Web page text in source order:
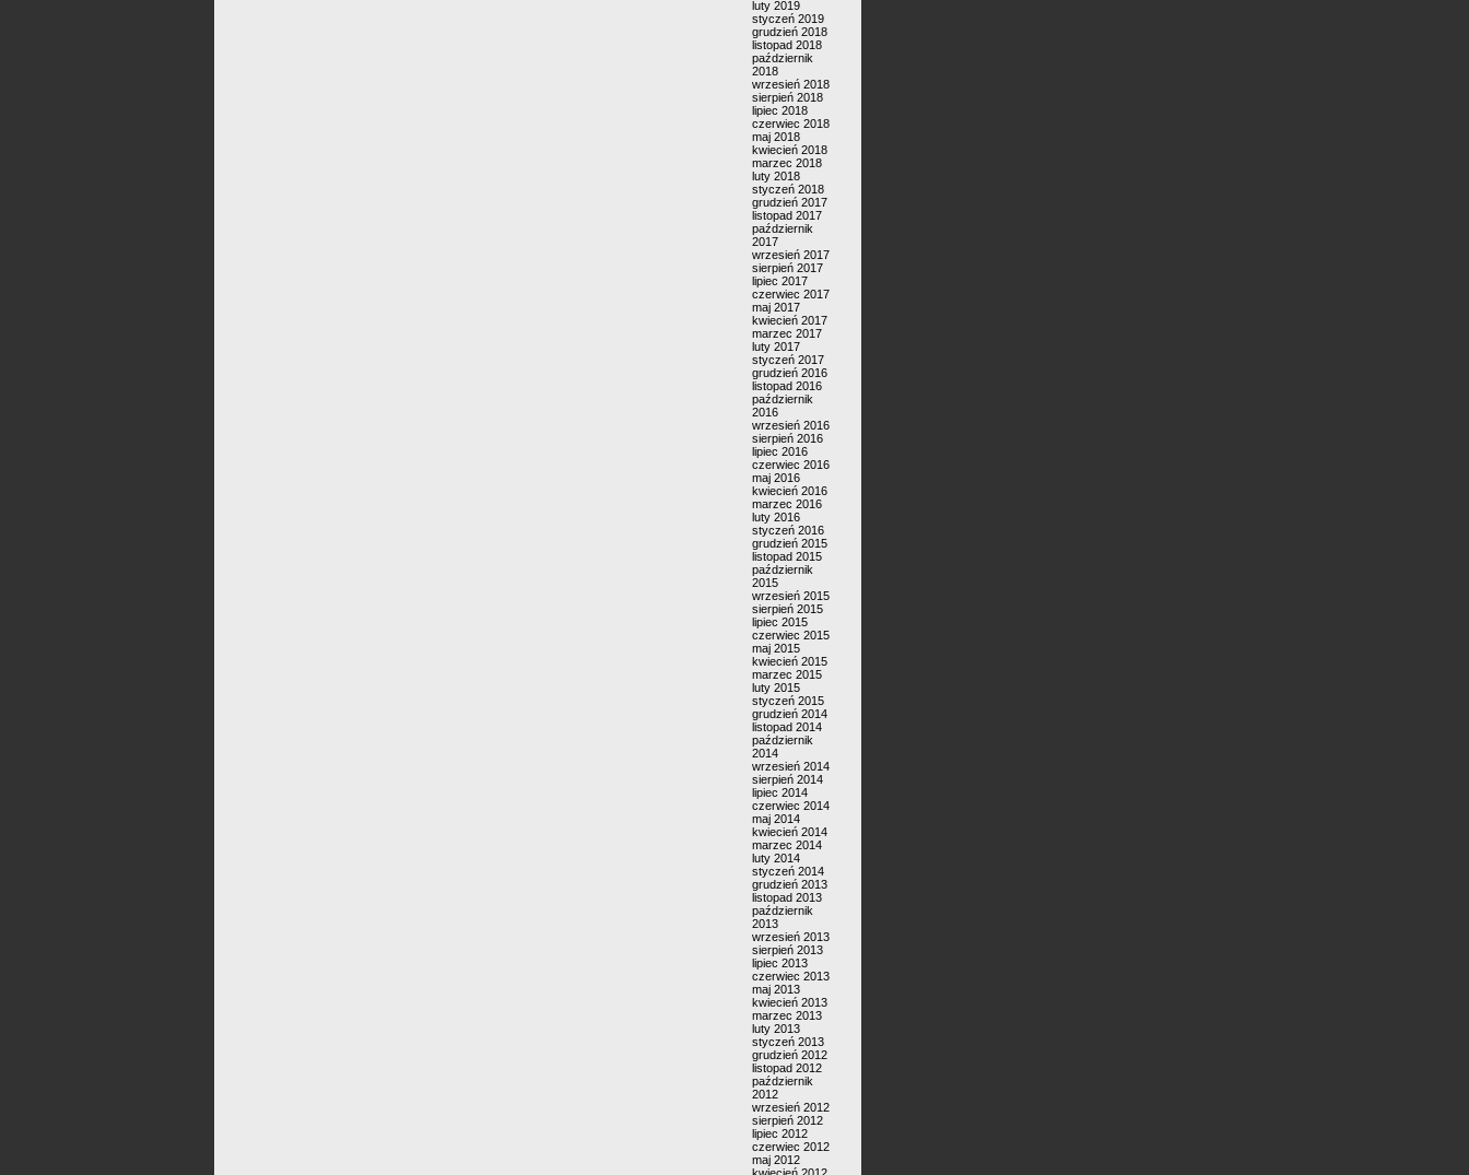
luty 2019
styczeń 2019
grudzień 2018
listopad 2018
październik
2018
wrzesień 2018
sierpień 2018
lipiec 2018
czerwiec 2018
maj 2018
kwiecień 2018
marzec 2018
luty 2018
styczeń 2018
grudzień 2017
listopad 2017
październik
2017
wrzesień 2017
sierpień 2017
lipiec 2017
czerwiec 2017
maj 2017
kwiecień 2017
marzec 2017
luty 2017
styczeń 2017
grudzień 2016
listopad 2016
październik
2016
wrzesień 2016
sierpień 2016
lipiec 2016
czerwiec 2016
maj 2016
kwiecień 2016
marzec 2016
luty 2016
styczeń 2016
grudzień 2015
listopad 2015
październik
2015
wrzesień 2015
sierpień 2015
lipiec 2015
czerwiec 2015
maj 2015
kwiecień 2015
marzec 2015
luty 2015
styczeń 2015
grudzień 2014
listopad 2014
październik
2014
wrzesień 2014
sierpień 2014
lipiec 2014
czerwiec 2014
maj 2014
kwiecień 2014
marzec 2014
luty 2014
styczeń 2014
grudzień 2013
listopad 2013
październik
2013
wrzesień 2013
sierpień 2013
lipiec 2013
czerwiec 2013
maj 2013
kwiecień 2013
marzec 2013
luty 2013
styczeń 2013
grudzień 2012
listopad 2012
październik
2012
wrzesień 2012
sierpień 2012
lipiec 2012
czerwiec 2012
maj 2012